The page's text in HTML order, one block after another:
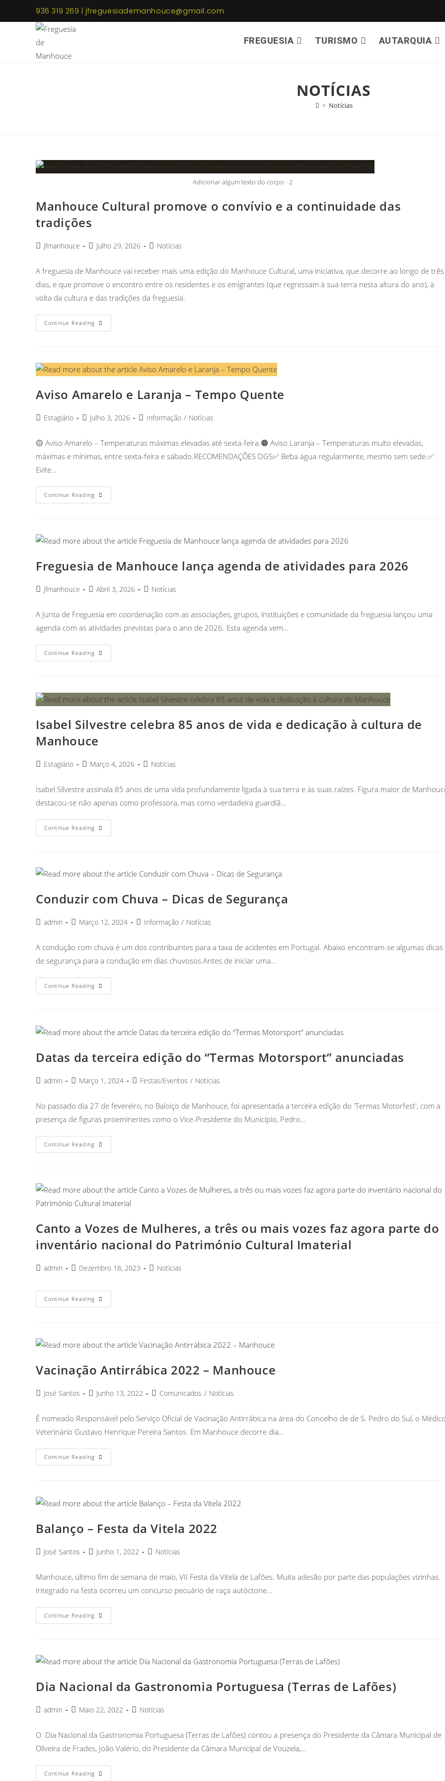
936 319 269 | jfreguesiademanhouce@gmail.com
FREGUESIA TURISMO AUTARQUIA
NOTÍCIAS
> Notícias
Adicionar algum texto do corpo - 2
Manhouce Cultural promove o convívio e a continuidade das
tradições
jfmanhouce Julho 29, 2026 Notícias
A freguesia de Manhouce vai receber mais uma edição do Manhouce Cultural, uma iniciativa, que decorre ao longo de três
dias, e que promove o encontro entre os residentes e os emigrantes (que regressam à sua terra nesta altura do ano), à
volta da cultura e das tradições da freguesia.
Continue Reading
Aviso Amarelo e Laranja – Tempo Quente
Estagiário Julho 3, 2026 Informação / Notícias
🟡 Aviso Amarelo – Temperaturas máximas elevadas até sexta-feira.🟠 Aviso Laranja – Temperaturas muito elevadas,
máximas e mínimas, entre sexta-feira e sábado.RECOMENDAÇÕES DGS✅ Beba água regularmente, mesmo sem sede.✅
Evite…
Continue Reading
Freguesia de Manhouce lança agenda de atividades para 2026
jfmanhouce Abril 3, 2026 Notícias
A Junta de Freguesia em coordenação com as associações, grupos, instituições e comunidade da freguesia lançou uma
agenda com as atividades previstas para o ano de 2026. Esta agenda vem…
Continue Reading
Isabel Silvestre celebra 85 anos de vida e dedicação à cultura de
Manhouce
Estagiário Março 4, 2026 Notícias
Isabel Silvestre assinala 85 anos de uma vida profundamente ligada à sua terra e às suas raízes. Figura maior de
destacou-se não apenas como professora, mas como verdadeira guardiã…
Continue Reading
Conduzir com Chuva – Dicas de Segurança
admin Março 12, 2024 Informação / Notícias
A condução com chuva é um dos contribuintes para a taxa de acidentes em Portugal. Abaixo encontram-se algumas dicas
de segurança para a condução em dias chuvosos.Antes de iniciar uma…
Continue Reading
Datas da terceira edição do “Termas Motorsport” anunciadas
admin Março 1, 2024 Festas/Eventos / Notícias
No passado dia 27 de fevereiro, no Baloiço de Manhouce, foi apresentada a terceira edição do 'Termas Motorfest', com a
presença de figuras proeminentes como o Vice-Presidente do Município, Pedro…
Continue Reading
Canto a Vozes de Mulheres, a três ou mais vozes faz agora parte do
inventário nacional do Património Cultural Imaterial
admin Dezembro 18, 2023 Notícias
Continue Reading
Vacinação Antirrábica 2022 – Manhouce
José Santos Junho 13, 2022 Comunicados / Notícias
É nomeado Responsável pelo Serviço Oficial de Vacinação Antirrábica na área do Concelho de de S. Pedro do Sul, o Médico
Veterinário Gustavo Henrique Pereira Santos. Em Manhouce decorre dia…
Continue Reading
Balanço – Festa da Vitela 2022
José Santos Junho 1, 2022 Notícias
Manhouce, último fim de semana de maio, VII Festa da Vitela de Lafões. Muita adesão por parte das populações vizinhas.
Integrado na festa ocorreu um concurso pecuário de raça autóctone…
Continue Reading
Dia Nacional da Gastronomia Portuguesa (Terras de Lafões)
admin Maio 22, 2022 Notícias
O Dia Nacional da Gastronomia Portuguesa (Terras de Lafões) contou a presença do Presidente da Câmara Municipal de
Oliveira de Frades, João Valério, do Presidente da Câmara Municipal de Vouzela,…
Continue Reading